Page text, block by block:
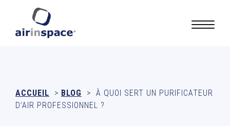
ACCUEIL > BLOG > À QUOI SERT UN PURIFICATEUR
D’AIR PROFESSIONNEL ?